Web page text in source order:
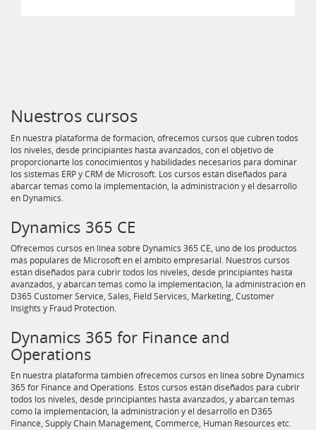
Nuestros cursos
En nuestra plataforma de formación, ofrecemos cursos que cubren todos
los niveles, desde principiantes hasta avanzados, con el objetivo de
proporcionarte los conocimientos y habilidades necesarios para dominar
los sistemas ERP y CRM de Microsoft. Los cursos están diseñados para
abarcar temas como la implementación, la administración y el desarrollo
en Dynamics.
Dynamics 365 CE
Ofrecemos cursos en línea sobre Dynamics 365 CE, uno de los productos
más populares de Microsoft en el ámbito empresarial. Nuestros cursos
están diseñados para cubrir todos los niveles, desde principiantes hasta
avanzados, y abarcan temas como la implementación, la administración en
D365 Customer Service, Sales, Field Services, Marketing, Customer
Insights y Fraud Protection.
Dynamics 365 for Finance and
Operations
En nuestra plataforma también ofrecemos cursos en línea sobre Dynamics
365 for Finance and Operations. Estos cursos están diseñados para cubrir
todos los niveles, desde principiantes hasta avanzados, y abarcan temas
como la implementación, la administración y el desarrollo en D365
Finance, Supply Chain Management, Commerce, Human Resources etc.